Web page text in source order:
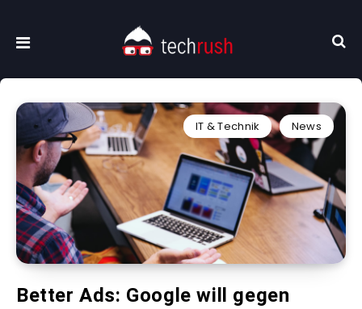
IT & Technik News
Better Ads: Google will gegen